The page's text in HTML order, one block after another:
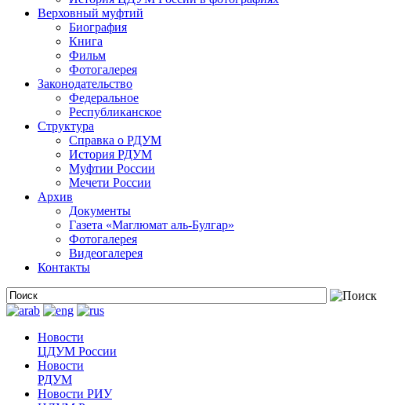
Верховный муфтий
Биография
Книга
Фильм
Фотогалерея
Законодательство
Федеральное
Республиканское
Структура
Справка о РДУМ
История РДУМ
Муфтии России
Мечети России
Архив
Документы
Газета «Маглюмат аль-Булгар»
Фотогалерея
Видеогалерея
Контакты
Новости
ЦДУМ России
Новости
РДУМ
Новости РИУ